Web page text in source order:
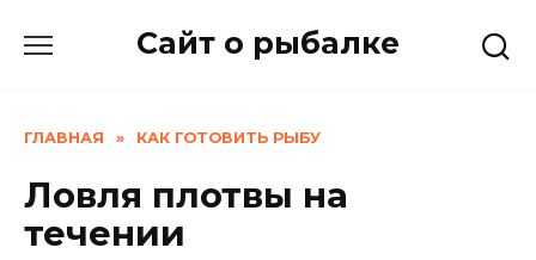
Сайт о рыбалке
ГЛАВНАЯ » КАК ГОТОВИТЬ РЫБУ
Ловля плотвы на
течении